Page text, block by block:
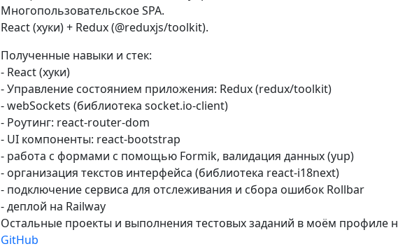
Многопользовательское SPA.
React (хуки) + Redux (@reduxjs/toolkit).
Полученные навыки и стек:
- React (хуки)
- Управление состоянием приложения: Redux (redux/toolkit)
- webSockets (библиотека socket.io-client)
- Роутинг: react-router-dom
- UI компоненты: react-bootstrap
- работа с формами с помощью Formik, валидация данных (yup)
- организация текстов интерфейса (библиотека react-i18next)
- подключение сервиса для отслеживания и сбора ошибок Rollbar
- деплой на Railway
Остальные проекты и выполнения тестовых заданий в моём профиле
GitHub